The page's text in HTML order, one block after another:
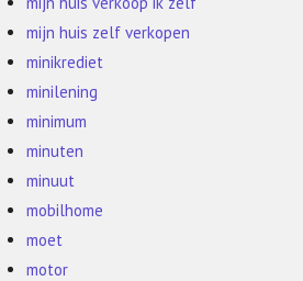
mijn huis zelf verkopen
minikrediet
minilening
minimum
minuten
minuut
mobilhome
moet
motor